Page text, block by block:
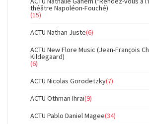
théâtre Napoléon-Fouché)
(15)
ACTU Nathan Juste(6)
ACTU New Flore Music (Jean-François
Kildegaard)
(6)
ACTU Nicolas Gorodetzky(7)
ACTU Othman Ihraï(9)
ACTU Pablo Daniel Magee(34)